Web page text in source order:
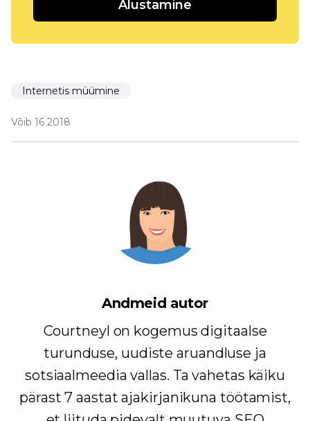
Alustamine
Internetis müümine
Võib 16 2018
Andmeid autor
Courtneyl on kogemus digitaalse
turunduse, uudiste aruandluse ja
sotsiaalmeedia vallas. Ta vahetas käiku
pärast 7 aastat ajakirjanikuna töötamist,